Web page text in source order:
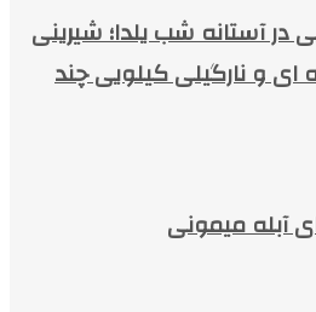
در آستانه شب یلدا؛ شیرینی
ای و نارگیلی کیلویی چند
آبله میمونی